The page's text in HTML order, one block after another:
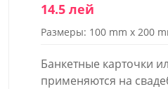
14.5 лей
Размеры: 100 mm x 200
Банкетные карточки
применяются на